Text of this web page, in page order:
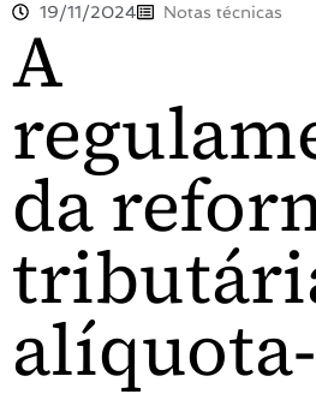
19/11/2024 Notas técnicas
A
da